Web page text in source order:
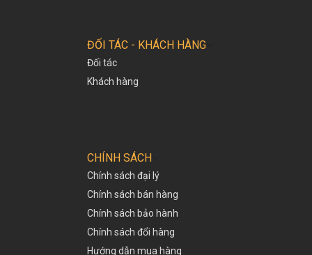
ĐỐI TÁC - KHÁCH HÀNG
Đối tác
Khách hàng
CHÍNH SÁCH
Chính sách đại lý
Chính sách bán hàng
Chính sách bảo hành
Chính sách đổi hàng
Hướng dẫn mua hàng